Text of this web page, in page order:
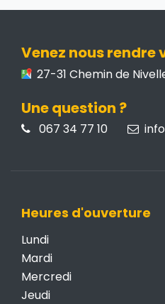
Venez nous rendre
27-31 Chemin de
Une question ?
067 34 77 10
Heures d'ouverture
Lundi
Mardi
Mercredi
Jeudi